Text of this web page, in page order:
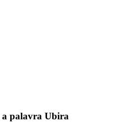
a palavra Ubira